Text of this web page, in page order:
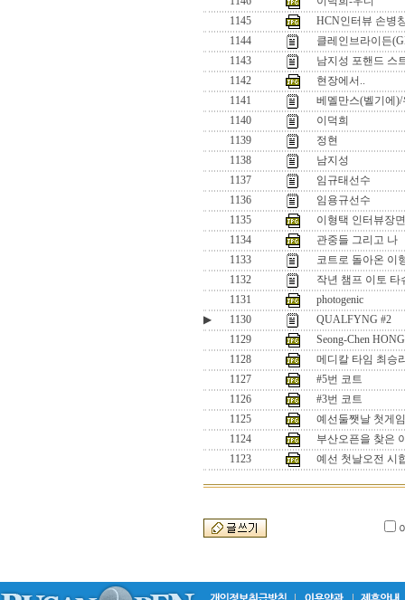
1145
HCN인터뷰 손병
1144
클레인브라이든
1143
남지성 포핸드 스
1142
현장에서..
1141
베멜만스(벨기에
1140
이덕희
1139
정현
1138
남지성
1137
임규태선수
1136
임용규선수
1135
이형택 인터뷰장
1134
관중들 그리고 나
1133
코트로 돌아온 이
1132
작년 챔프 이토 타
1131
photogenic
▶
1130
QUALFYNG #2
1129
Seong-Chen
1128
메디칼 타임 최승
1127
#5번 코트
1126
#3번 코트
1125
예선둘쨋날 첫게
1124
부산오픈을 찾은
1123
예선 첫날오전 시